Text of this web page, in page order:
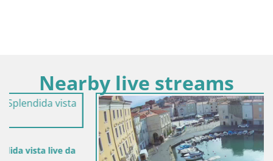
Nearby live streams